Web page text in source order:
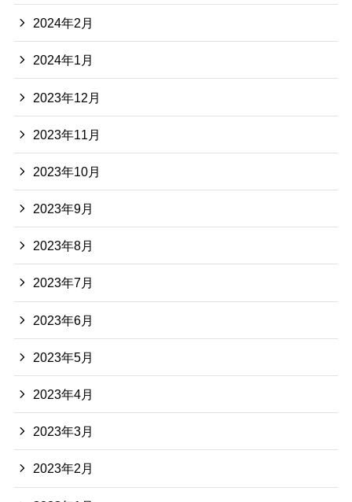
2024年2月
2024年1月
2023年12月
2023年11月
2023年10月
2023年9月
2023年8月
2023年7月
2023年6月
2023年5月
2023年4月
2023年3月
2023年2月